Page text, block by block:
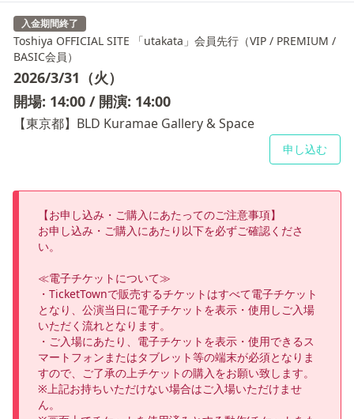
Toshiya OFFICIAL SITE 「utakata」会員先行（VIP / PREMIUM /
BASIC会員）
2026/3/31（火）
開場: 14:00 / 開演: 14:00
【東京都】BLD Kuramae Gallery & Space
入金期間終了
申し込む
【お申し込み・ご購入にあたってのご注意事項】
お申し込み・ご購入にあたり以下を必ずご確認くださ
い。
≪電子チケットについて≫
・TicketTownで販売するチケットはすべて電子チケット
となり、公演当日に電子チケットを表示・使用しご入場
いただく流れとなります。
・ご入場にあたり、電子チケットを表示・使用できるス
マートフォンまたはタブレット等の端末が必須となりま
すので、ご了承の上チケットの購入をお願い致します。
※上記お持ちいただけない場合はご入場いただけませ
ん。